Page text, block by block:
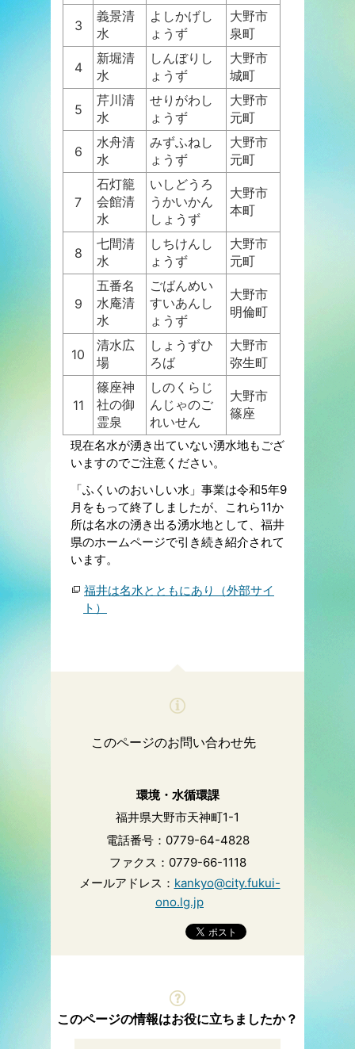
3
義景清
水
よしかげし
ょうず
大野市
泉町
4
新堀清
水
しんぼりし
ょうず
大野市
城町
5
芹川清
水
せりがわし
ょうず
大野市
元町
6
水舟清
水
みずふねし
ょうず
大野市
元町
7
石灯籠
会館清
水
いしどうろ
うかいかん
しょうず
大野市
本町
8
七間清
水
しちけんし
ょうず
大野市
元町
9
五番名
水庵清
水
ごばんめい
すいあんし
ょうず
大野市
明倫町
10
清水広
場
しょうずひ
ろば
大野市
弥生町
11
篠座神
社の御
霊泉
しのくらじ
んじゃのご
れいせん
大野市
篠座
現在名水が湧き出ていない湧水地もござ
いますのでご注意ください。
「ふくいのおいしい水」事業は令和5年9
月をもって終了しましたが、これら11か
所は名水の湧き出る湧水地として、福井
県のホームページで引き続き紹介されて
います。
福井は名水とともにあり（外部サイ
ト）
このページのお問い合わせ先
環境・水循環課
福井県大野市天神町1-1
電話番号：0779-64-4828
ファクス：0779-66-1118
メールアドレス： kankyo@city.fukui-
ono.lg.jp
このページの情報はお役に立ちましたか？